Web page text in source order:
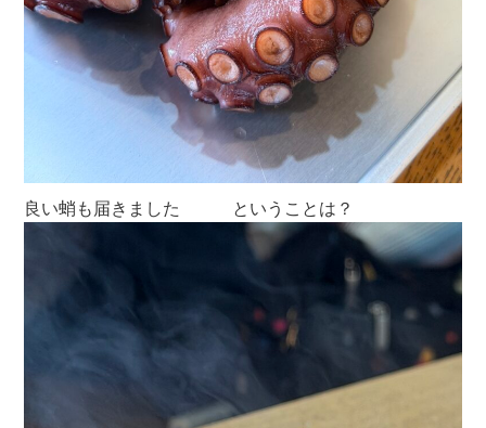
良い蛸も届きました ということは？